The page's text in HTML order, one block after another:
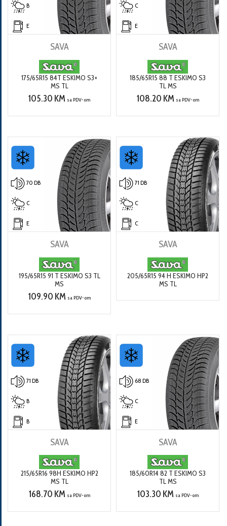
B
E
SAVA
175/65R15 84T ESKIMO S3+
MS TL
105.30 KM sa PDV-om
C
E
SAVA
185/65R15 88 T ESKIMO S3
TL MS
108.20 KM sa PDV-om
70 DB
C
E
SAVA
195/65R15 91 T ESKIMO S3 TL
MS
109.90 KM sa PDV-om
71 DB
C
C
SAVA
205/65R15 94 H ESKIMO HP2
MS TL
71 DB
B
B
SAVA
215/65R16 98H ESKIMO HP2
MS TL
168.70 KM sa PDV-om
68 DB
C
E
SAVA
185/60R14 82 T ESKIMO S3
TL MS
103.30 KM sa PDV-om